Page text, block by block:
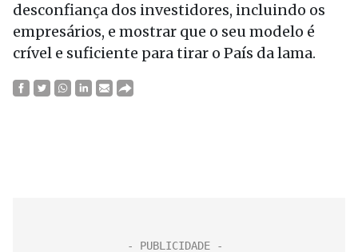
desconfiança dos investidores, incluindo os
empresários, e mostrar que o seu modelo é
crível e suficiente para tirar o País da lama.